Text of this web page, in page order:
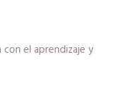
el aprendizaje y